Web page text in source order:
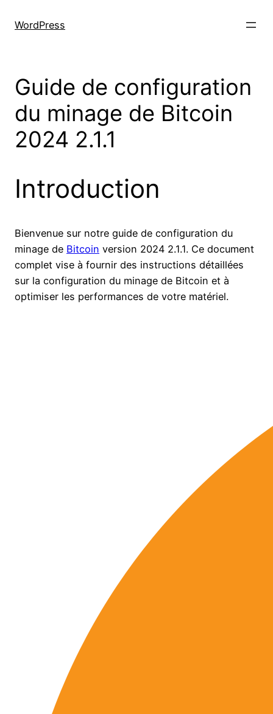
WordPress
Guide de configuration
du minage de Bitcoin
2024 2.1.1
Introduction
Bienvenue sur notre guide de configuration du
minage de Bitcoin version 2024 2.1.1. Ce document
complet vise à fournir des instructions détaillées
sur la configuration du minage de Bitcoin et à
optimiser les performances de votre matériel.